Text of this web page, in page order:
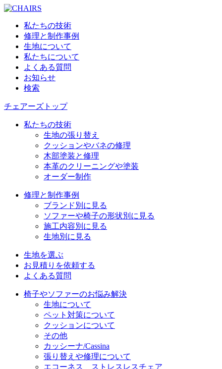
私たちの技術
修理と制作事例
生地について
私たちについて
よくある質問
お知らせ
検索
チェアーズトップ
私たちの技術
生地の張り替え
クッションやバネの修理
木部塗装と修理
本革のクリーニングや塗装
オーダー制作
修理と制作事例
ブランド別に見る
ソファーや椅子の形状別に見る
施工内容別に見る
生地別に見る
生地を選ぶ
お見積りを依頼する
よくある質問
椅子やソファーのお悩み解決
生地について
ペット対策について
クッションについて
その他
カッシーナ/Cassina
張り替えや修理について
エコーネス ストレスレスチェア